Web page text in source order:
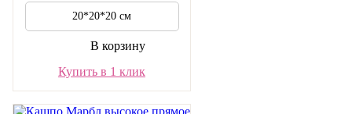
20*20*20 см
В корзину
Купить в 1 клик